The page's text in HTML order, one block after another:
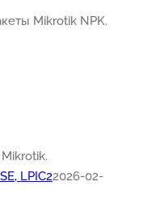
Mikrotik NPK.
LPIC22026-02-